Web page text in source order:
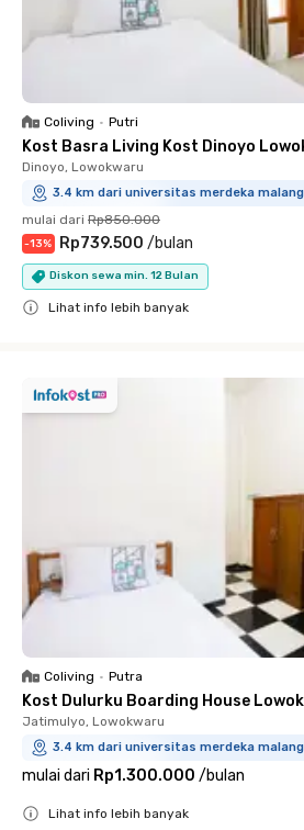
Coliving • Putri
Kost Basra Living Kost Dinoyo
Dinoyo, Lowokwaru
3.4 km dari universitas merdeka malang
mulai dari Rp850.000
-13% Rp739.500 /bulan
Diskon sewa min. 12 Bulan
Lihat info lebih banyak
Coliving • Putra
Kost Dulurku Boarding House
Jatimulyo, Lowokwaru
3.4 km dari universitas merdeka malang
mulai dari Rp1.300.000 /bulan
Lihat info lebih banyak